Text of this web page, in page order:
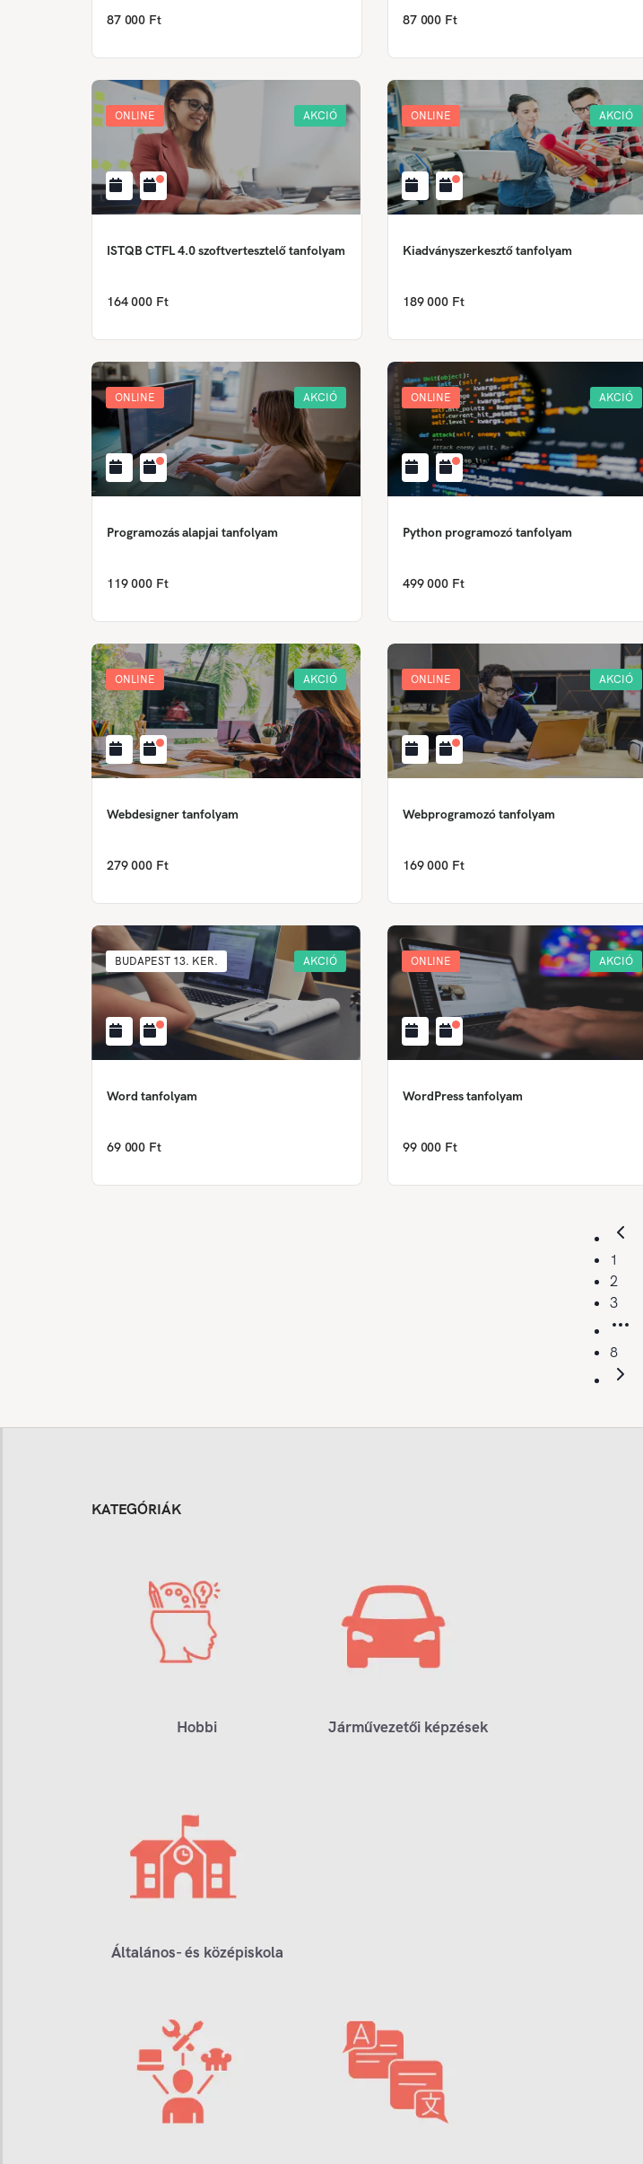
87 000 Ft 87 000 Ft
ONLINE AKCIÓ
ISTQB CTFL 4.0 szoftvertesztelő tanfolyam
164 000 Ft
ONLINE AKCIÓ
Kiadványszerkesztő tanfolyam
189 000 Ft
ONLINE AKCIÓ
Programozás alapjai tanfolyam
119 000 Ft
ONLINE AKCIÓ
Python programozó tanfolyam
499 000 Ft
ONLINE AKCIÓ
Webdesigner tanfolyam
279 000 Ft
ONLINE AKCIÓ
Webprogramozó tanfolyam
169 000 Ft
BUDAPEST 13. KER. AKCIÓ
Word tanfolyam
69 000 Ft
ONLINE AKCIÓ
WordPress tanfolyam
99 000 Ft
1
2
3
8
KATEGÓRIÁK
Hobbi Járművezetői képzések
Általános- és középiskola